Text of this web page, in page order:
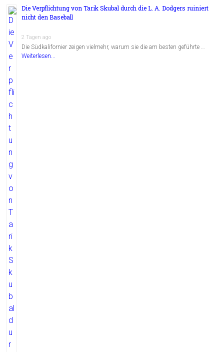
Die Verpflichtung von Tarik Skubal durch die L. A. Dodgers ruiniert
nicht den Baseball
2 Tagen ago
Die Südkalifornier zeigen vielmehr, warum sie die am besten geführte …
Weiterlesen...